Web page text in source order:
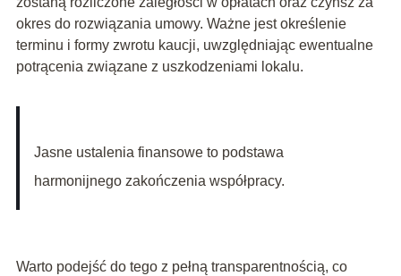
okres do rozwiązania umowy. Ważne jest określenie
terminu i formy zwrotu kaucji, uwzględniając ewentualne
potrącenia związane z uszkodzeniami lokalu.
Jasne ustalenia finansowe to podstawa
harmonijnego zakończenia współpracy.
Warto podejść do tego z pełną transparentnością, co